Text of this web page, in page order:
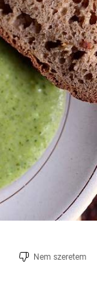
Nem szeretem